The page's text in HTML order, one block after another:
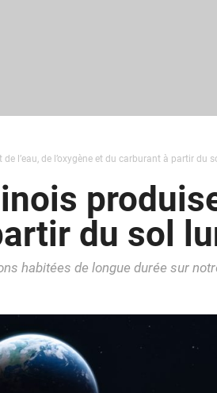
l’eau, de l’oxygène et du carburant à partir du
du sol
habitées de longue durée sur